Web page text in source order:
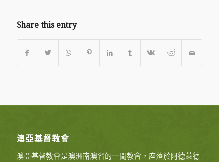
Share this entry
澳亞基督教會
澳亞基督教會是澳洲南澳省的一間教會，座落於阿德萊德